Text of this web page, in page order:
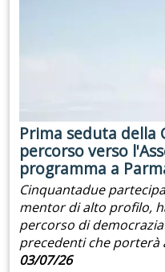
Prima seduta della
percorso verso
programma a
Cinquantadue
mentor di alto profilo,
percorso di
precedenti che porterà
03/07/26